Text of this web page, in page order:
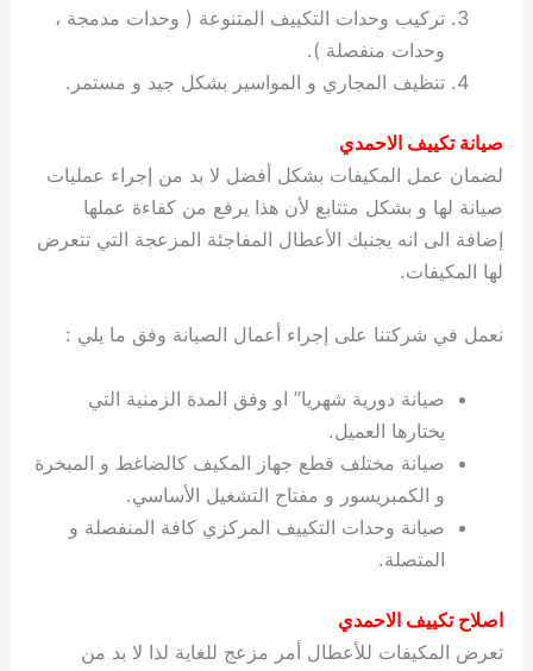
تركيب وحدات التكييف المتنوعة ( وحدات مدمجة ،
وحدات منفصلة ).
تنظيف المجاري و المواسير بشكل جيد و مستمر.
صيانة تكييف الاحمدي
لضمان عمل المكيفات بشكل أفضل لا بد من إجراء عمليات
صيانة لها و بشكل متتابع لأن هذا يرفع من كفاءة عملها
إضافة الى انه يجنبك الأعطال المفاجئة المزعجة التي تتعرض
لها المكيفات.
نعمل في شركتنا على إجراء أعمال الصيانة وفق ما يلي :
صيانة دورية شهريا” او وفق المدة الزمنية التي
يختارها العميل.
صيانة مختلف قطع جهاز المكيف كالضاغط و المبخرة
و الكمبريسور و مفتاح التشغيل الأساسي.
صيانة وحدات التكييف المركزي كافة المنفصلة و
المتصلة.
اصلاح تكييف الاحمدي
تعرض المكيفات للأعطال أمر مزعج للغاية لذا لا بد من